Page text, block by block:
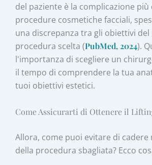
del paziente è la complicazione più
procedure cosmetiche facciali,
una discrepanza tra gli obiettivi del
procedura scelta (PubMed, 2024).
l'importanza di scegliere un
il tempo di comprendere la tua
tuoi obiettivi estetici.
Come Assicurarti di Ottenere il
Allora, come puoi evitare di cadere
della procedura sbagliata? Ecco